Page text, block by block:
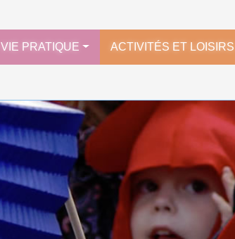
VIE PRATIQUE ACTIVITÉS ET LOISIRS